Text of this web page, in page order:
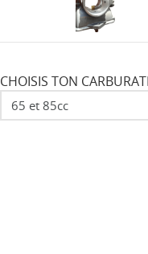
CHOISIS TON